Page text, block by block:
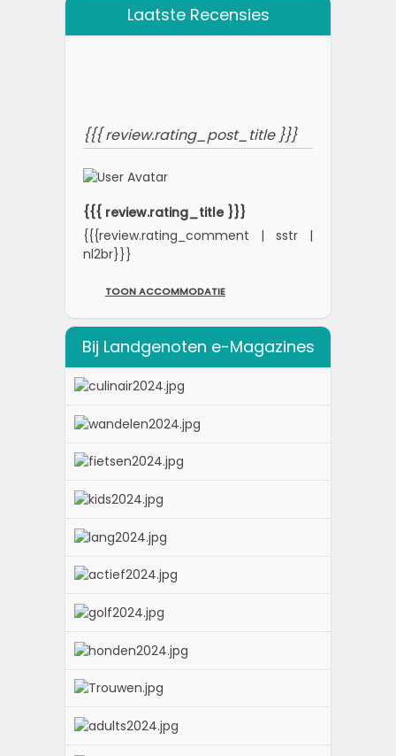
Laatste Recensies
{{{ review.rating_post_title }}}
{{{ review.rating_title }}}
{{{review.rating_comment | sstr |
nl2br}}}
TOON ACCOMMODATIE
Bij Landgenoten e-Magazines